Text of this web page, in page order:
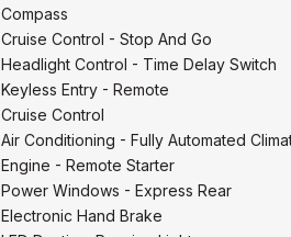
Compass
Cruise Control - Stop And Go
Headlight Control - Time Delay Switch
Keyless Entry - Remote
Cruise Control
Air Conditioning - Fully Automated
Engine - Remote Starter
Power Windows - Express Rear
Electronic Hand Brake